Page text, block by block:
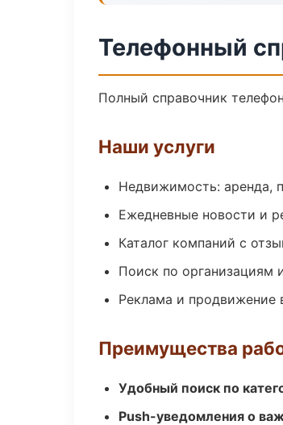
Телефонный
Полный справочник
Наши услуги
Недвижимость: аренда,
Ежедневные новости и
Каталог компаний с
Поиск по организациям
Реклама и продвижение
Преимущества
Удобный поиск по
Push-уведомления о